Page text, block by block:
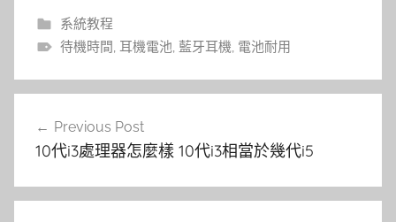
系統教程
待機時間, 耳機電池, 藍牙耳機, 電池耐用
章
覽
Previous Post
10代i3處理器怎麼樣 10代i3相當於幾代i5